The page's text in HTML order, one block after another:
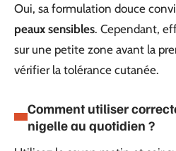
Oui, sa formulation douce
peaux sensibles. Cependant,
sur une petite zone avant la
vérifier la tolérance cutanée.
Comment utiliser
nigelle au quotidien ?